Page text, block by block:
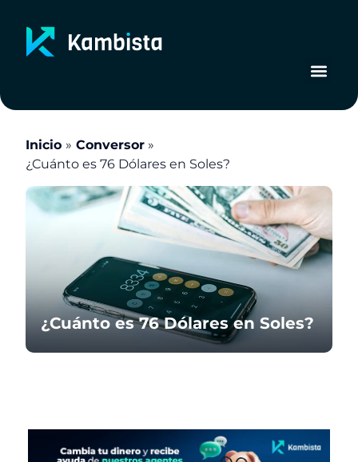
contenido
Inicio
Conversor
¿Cuánto es 76 Dólares en Soles?
¿Cuánto es 76 Dólares en Soles?